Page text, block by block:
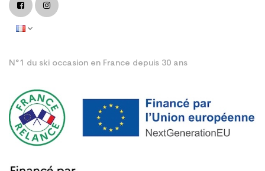
N°1 du ski occasion en France depuis 30 ans